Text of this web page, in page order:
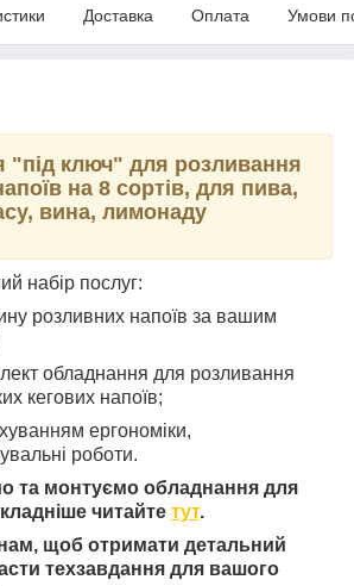
Доставка Оплата Умови
"під ключ" для розливання
на 8 сортів, для пива,
вина, лимонаду
набір послуг:
розливних напоїв за вашим
обладнання для розливання
кегових напоїв;
ергономіки,
роботи.
та монтуємо обладнання для
читайте тут.
щоб отримати детальний
техзавдання для вашого